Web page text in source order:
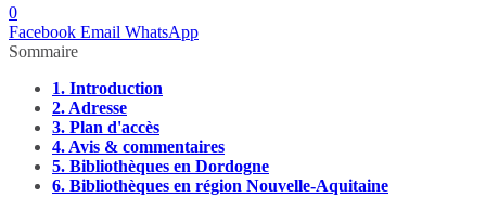
0
Facebook Email WhatsApp
Sommaire
1. Introduction
2. Adresse
3. Plan d'accès
4. Avis & commentaires
5. Bibliothèques en Dordogne
6. Bibliothèques en région Nouvelle-Aquitaine